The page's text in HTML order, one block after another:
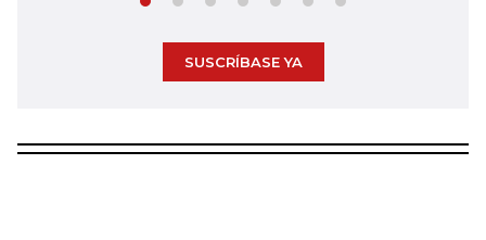
SUSCRÍBASE YA